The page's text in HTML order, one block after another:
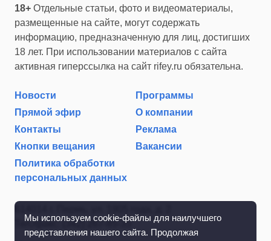
Мы используем cookie-файлы для наилучшего
представления нашего сайта. Продолжая
18+ Отдельные статьи, фото и видеоматериалы,
размещенные на сайте, могут содержать
информацию, предназначенную для лиц, достигших
18 лет. При использовании материалов с сайта
активная гиперссылка на сайт rifey.ru обязательна.
Новости
Программы
Прямой эфир
О компании
Контакты
Реклама
Кнопки вещания
Вакансии
Политика обработки
персональных данных
Тел./факс: (342) 267-85-35